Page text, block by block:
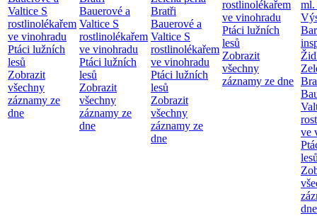
Valtice S
rostlinolékařem
ve vinohradu
Ptáci lužních
lesů
Zobrazit
všechny
záznamy ze
dne
Bauerové a
Valtice S
rostlinolékařem
ve vinohradu
Ptáci lužních
lesů
Zobrazit
všechny
záznamy ze
dne
Bratři
Bauerové a
Valtice S
rostlinolékařem
ve vinohradu
Ptáci lužních
lesů
Zobrazit
všechny
záznamy ze
dne
rostlinolékařem
ve vinohradu
Ptáci lužních
lesů
Zobrazit
všechny
záznamy ze dne
ml.
ve
dne